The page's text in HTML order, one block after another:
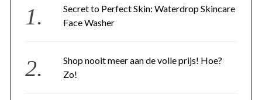
Secret to Perfect Skin: Waterdrop Skincare
Face Washer
Shop nooit meer aan de volle prijs! Hoe?
Zo!